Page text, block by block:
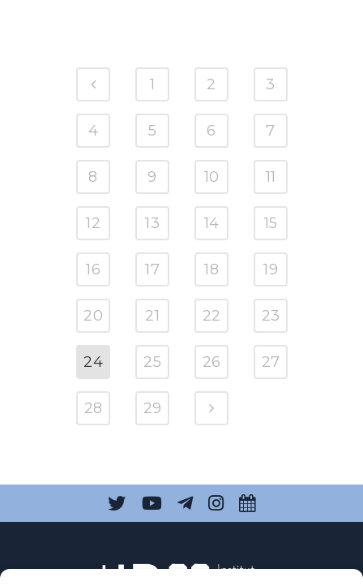
1 2 3
4 5 6 7
8 9 10 11
12 13 14 15
16 17 18 19
20 21 22 23
24 25 26 27
28 29